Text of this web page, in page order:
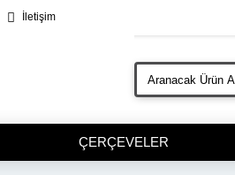
İletişim
ÇERÇEVELER